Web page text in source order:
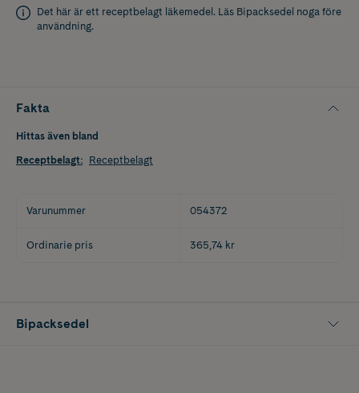
Det här är ett receptbelagt läkemedel. Läs Bipacksedel noga före
användning.
Fakta
Hittas även bland
Receptbelagt: Receptbelagt
Varunummer 054372
Ordinarie pris 365,74 kr
Bipacksedel